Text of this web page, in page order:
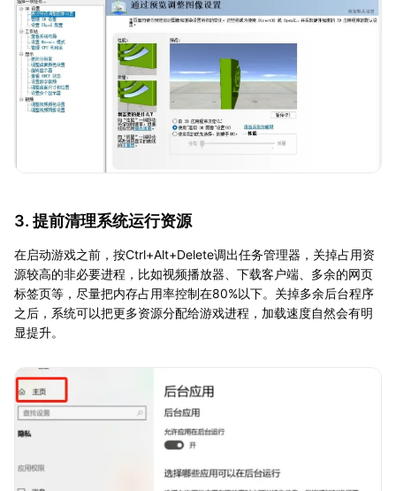
3. 提前清理系统运行资源
在启动游戏之前，按Ctrl+Alt+Delete调出任务管理器，关掉占用资
源较高的非必要进程，比如视频播放器、下载客户端、多余的网页
标签页等，尽量把内存占用率控制在80%以下。关掉多余后台程序
之后，系统可以把更多资源分配给游戏进程，加载速度自然会有明
显提升。